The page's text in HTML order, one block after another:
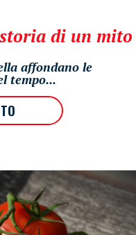
di un mito
affondano le
tempo...